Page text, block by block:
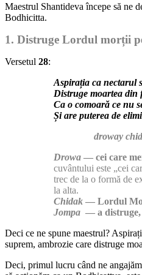
Maestrul Shantideva începe să ne
Bodhicitta.
1. Distruge Lordul morții
Versetul 28:
Aspirația ca nectarul
Distruge moartea din
Ca o comoară ce nu
Și are puterea de
droway
Drowa — cei care
cuvântului este „cei
trec de la o formă de
la alta.
Chidak — Lordul
Jompa — a distruge,
Deci ce ne spune maestrul?
suprem, ambrozie care distruge
Deci, primul lucru când ne